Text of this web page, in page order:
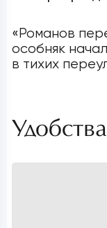
«Романов
особняк
в тихих